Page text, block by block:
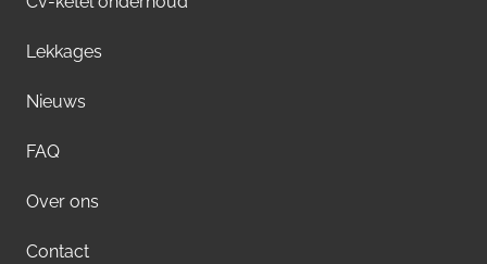
Lekkages
Nieuws
FAQ
Over ons
Contact